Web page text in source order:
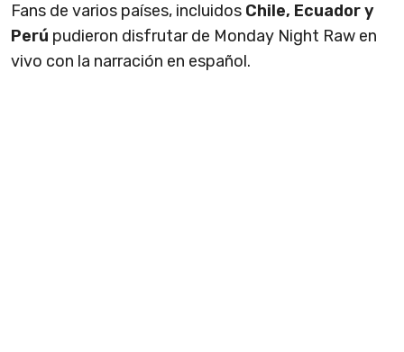
Fans de varios países, incluidos Chile, Ecuador y
Perú pudieron disfrutar de Monday Night Raw en
vivo con la narración en español.